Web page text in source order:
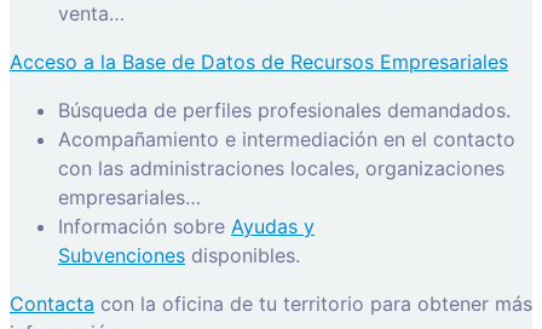
venta…
Acceso a la Base de Datos de Recursos Empresariales
Búsqueda de perfiles profesionales demandados.
Acompañamiento e intermediación en el contacto
con las administraciones locales, organizaciones
empresariales…
Información sobre Ayudas y
Subvenciones disponibles.
Contacta con la oficina de tu territorio para obtener más